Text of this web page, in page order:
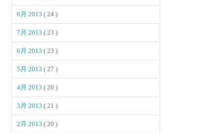
8月 2013( 24 )
7月 2013( 23 )
6月 2013( 23 )
5月 2013( 27 )
4月 2013( 26 )
3月 2013( 21 )
2月 2013( 20 )